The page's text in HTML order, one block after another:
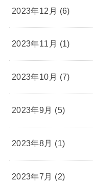
2023年12月 (6)
2023年11月 (1)
2023年10月 (7)
2023年9月 (5)
2023年8月 (1)
2023年7月 (2)